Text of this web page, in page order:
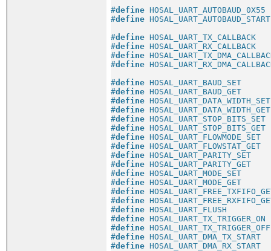
#define
#define
#define
#define
#define
#define
#define
#define
#define
#define
#define
#define
#define
#define
#define
#define
#define
#define
#define
#define
#define HOSAL_UART_FLUSH
#define
#define
#define
#define